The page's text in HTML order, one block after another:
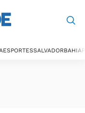
ESPORTESSALVADORBAHIA